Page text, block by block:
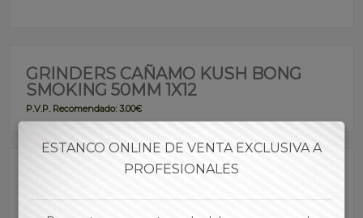
GRINDERS CAÑAMO KUSH BONG
SMOKING 50MM 1X12
P.V.P. Recomendado: 3.00€
GRPAN00009
ESTANCO ONLINE DE VENTA EXCLUSIVA A
PROFESIONALES